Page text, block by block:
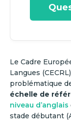
Le Cadre
Langues
problématique
échelle de
niveau d’anglais
stade débutant